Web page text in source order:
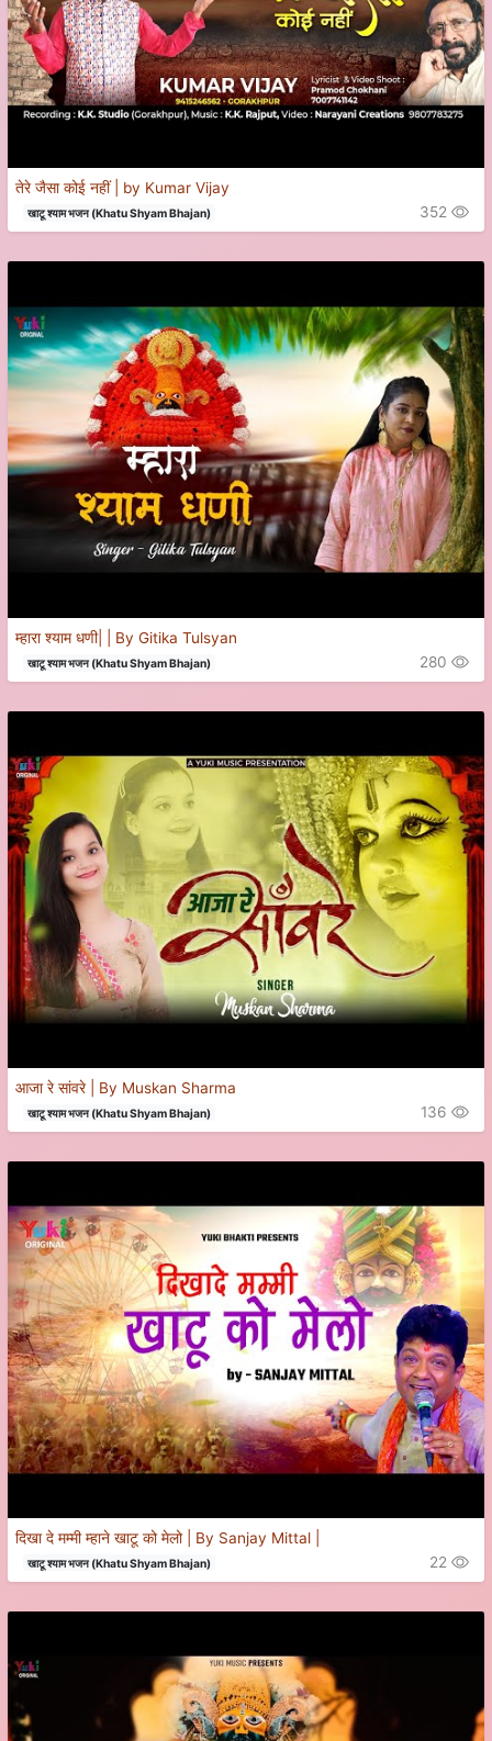
तेरे जैसा कोई नहीं | by Kumar Vijay
खाटू श्याम भजन (Khatu Shyam Bhajan) 352
म्हारा श्याम धणी| | By Gitika Tulsyan
खाटू श्याम भजन (Khatu Shyam Bhajan) 280
आजा रे सांवरे | By Muskan Sharma
खाटू श्याम भजन (Khatu Shyam Bhajan) 136
दिखा दे मम्मी म्हाने खाटू को मेलो | By Sanjay Mittal |
खाटू श्याम भजन (Khatu Shyam Bhajan) 22